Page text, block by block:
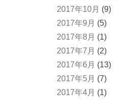
2017年10月 (9)
2017年9月 (5)
2017年8月 (1)
2017年7月 (2)
2017年6月 (13)
2017年5月 (7)
2017年4月 (1)